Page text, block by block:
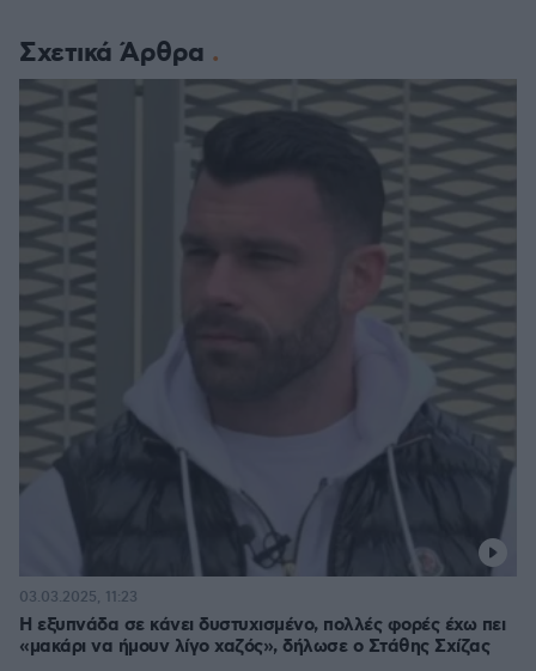
Σχετικά Άρθρα
Η εξυπνάδα σε κάνει δυστυχισμένο, πολλές φορές έχω πει
«μακάρι να ήμουν λίγο χαζός», δήλωσε ο Στάθης Σχίζας
03.03.2025, 11:23